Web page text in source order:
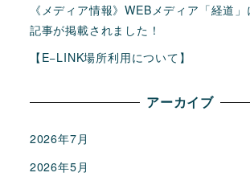
《メディア情報》WEBメディア「経道
記事が掲載されました！
【E−LINK場所利用について】
アーカイブ
2026年7月
2026年5月